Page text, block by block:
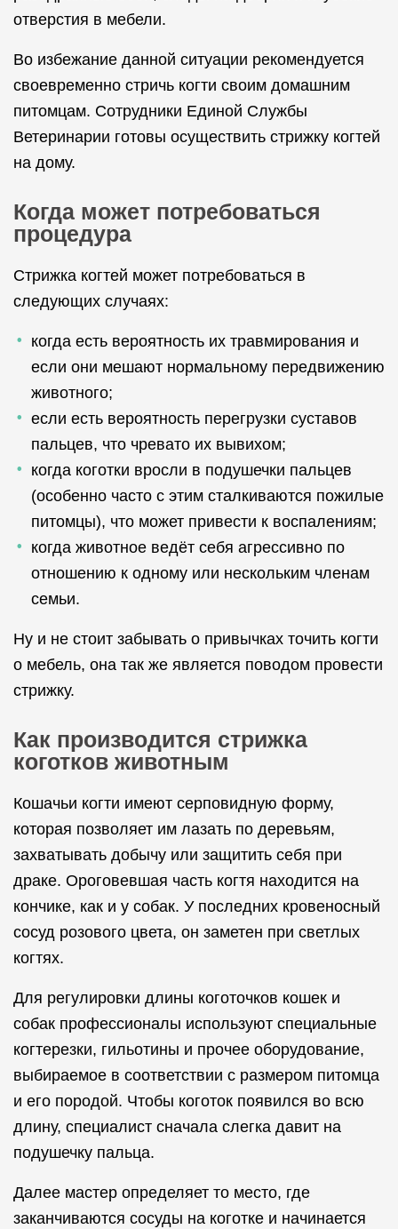
отверстия в мебели.
Во избежание данной ситуации рекомендуется
своевременно стричь когти своим домашним
питомцам. Сотрудники Единой Службы
Ветеринарии готовы осуществить стрижку когтей
на дому.
Когда может потребоваться
процедура
Стрижка когтей может потребоваться в
следующих случаях:
когда есть вероятность их травмирования и
если они мешают нормальному передвижению
животного;
если есть вероятность перегрузки суставов
пальцев, что чревато их вывихом;
когда коготки вросли в подушечки пальцев
(особенно часто с этим сталкиваются пожилые
питомцы), что может привести к воспалениям;
когда животное ведёт себя агрессивно по
отношению к одному или нескольким членам
семьи.
Ну и не стоит забывать о привычках точить когти
о мебель, она так же является поводом провести
стрижку.
Как производится стрижка
коготков животным
Кошачьи когти имеют серповидную форму,
которая позволяет им лазать по деревьям,
захватывать добычу или защитить себя при
драке. Ороговевшая часть когтя находится на
кончике, как и у собак. У последних кровеносный
сосуд розового цвета, он заметен при светлых
когтях.
Для регулировки длины коготочков кошек и
собак профессионалы используют специальные
когтерезки, гильотины и прочее оборудование,
выбираемое в соответствии с размером питомца
и его породой. Чтобы коготок появился во всю
длину, специалист сначала слегка давит на
подушечку пальца.
Далее мастер определяет то место, где
заканчиваются сосуды на коготке и начинается